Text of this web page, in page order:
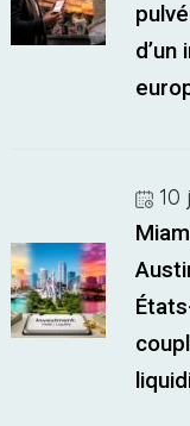
d’un
10